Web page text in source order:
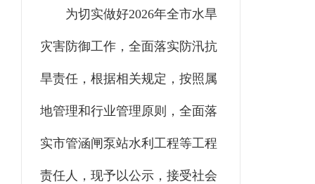
为切实做好2026年全市水旱
灾害防御工作，全面落实防汛抗
旱责任，根据相关规定，按照属
地管理和行业管理原则，全面落
实市管涵闸泵站水利工程等工程
责任人，现予以公示，接受社会